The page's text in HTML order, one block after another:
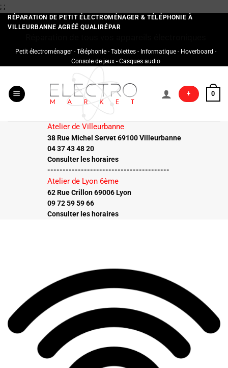
; ;Passer
au
contenu
RÉPARATION DE PETIT ÉLECTROMÉNAGER & TÉLÉPHONIE À
VILLEURBANNE AGRÉÉ QUALIRÉPAR
Petit électroménager - Téléphonie - Tablettes - Informatique - Hoverboard -
Console de jeux - Casques audio
+ 0
Atelier de Villeurbanne
38 Rue Michel Servet 69100 Villeurbanne
04 37 43 48 20
Consulter les horaires
----------------------------------------
Atelier de Lyon 6ème
62 Rue Crillon 69006 Lyon
09 72 59 59 66
Consulter les horaires